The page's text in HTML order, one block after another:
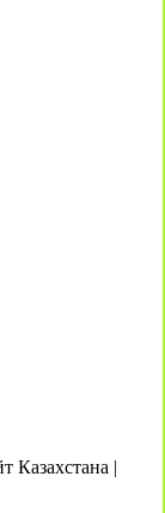
Казахстана |